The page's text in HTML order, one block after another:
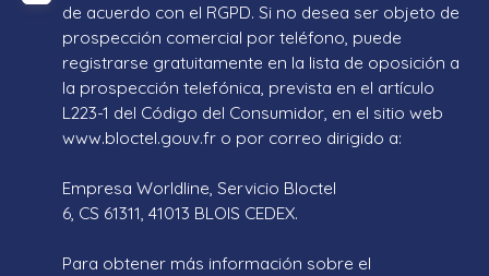
de acuerdo con el RGPD. Si no desea ser objeto de
prospección comercial por teléfono, puede
registrarse gratuitamente en la lista de oposición a
la prospección telefónica, prevista en el artículo
L223-1 del Código del Consumidor, en el sitio web
www.bloctel.gouv.fr o por correo dirigido a:
Empresa Worldline, Servicio Bloctel
6, CS 61311, 41013 BLOIS CEDEX.
Para obtener más información sobre el